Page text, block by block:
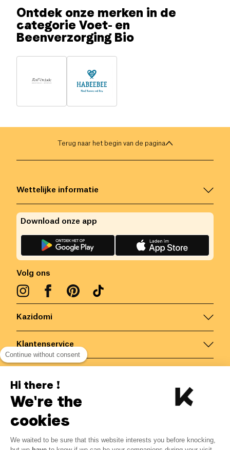
Ontdek onze merken in de
categorie Voet- en
Beenverzorging Bio
Terug naar het begin van de pagina
Kazidomi
Klantenservice
Wettelijke informatie
Volg ons
Download onze app
België/NL
Continue without consent
Hi there !
We're the
cookies
We waited to be sure that this website interests you before knocking,